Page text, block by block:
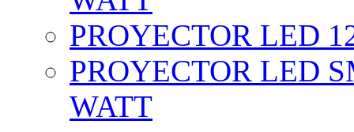
PROYECTOR LED
PROYECTOR LED
WATT